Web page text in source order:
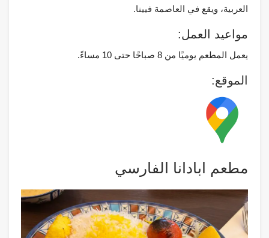
العربية، ويقع في العاصمة فيينا.
مواعيد العمل:
يعمل المطعم يوميًا من 8 صباحًا حتى 10 مساءً.
الموقع:
مطعم ابادانا الفارسي